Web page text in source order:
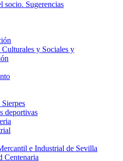
socio. Sugerencias
y Sociales y
Sierpes
deportivas
e Industrial de Sevilla
Centenaria